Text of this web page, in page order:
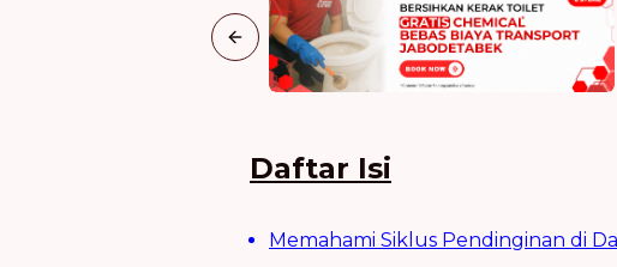
Previous slide
Daftar Isi
Memahami Siklus Pendinginan di